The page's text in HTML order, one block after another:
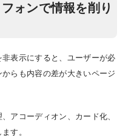
ォンで情報を削り
表示にすると、ユーザーが必
らも内容の差が大きいページ
アコーディオン、カード化、
す。